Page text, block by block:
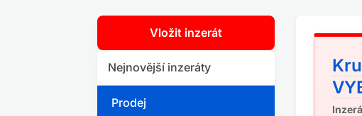
Vložit inzerát
Nejnovější inzeráty
Prodej